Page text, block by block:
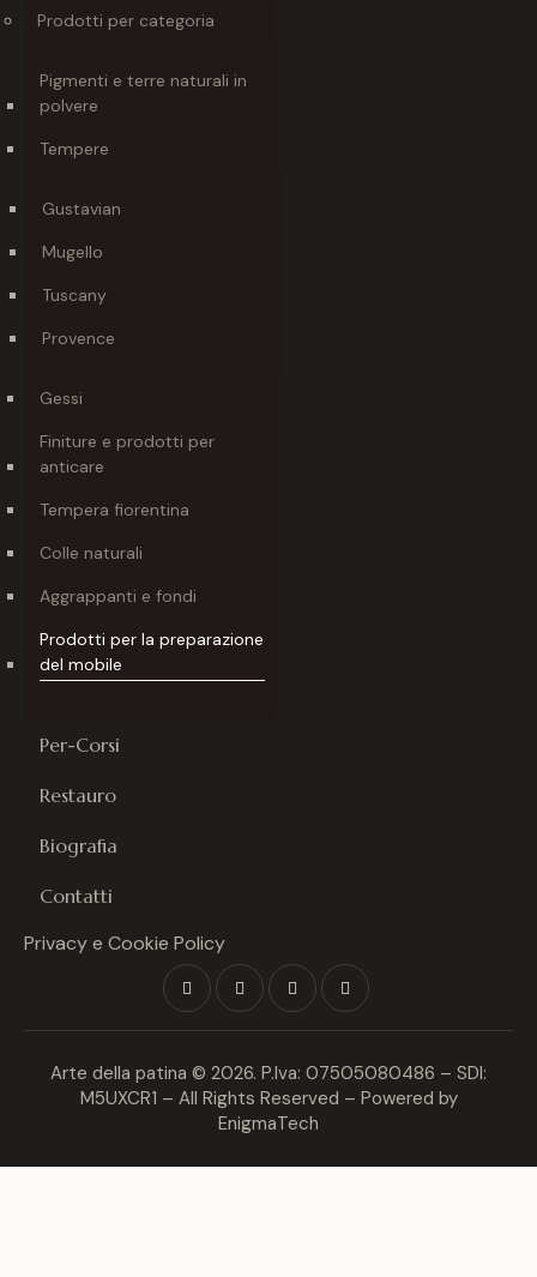
Prodotti per categoria
Pigmenti e terre naturali in
polvere
Tempere
Gustavian
Mugello
Tuscany
Provence
Gessi
Finiture e prodotti per
anticare
Tempera fiorentina
Colle naturali
Aggrappanti e fondi
Prodotti per la preparazione
del mobile
Per-Corsi
Restauro
Biografia
Contatti
Privacy e Cookie Policy
Arte della patina © 2026. P.Iva: 07505080486 – SDI:
M5UXCR1 – All Rights Reserved – Powered by
EnigmaTech